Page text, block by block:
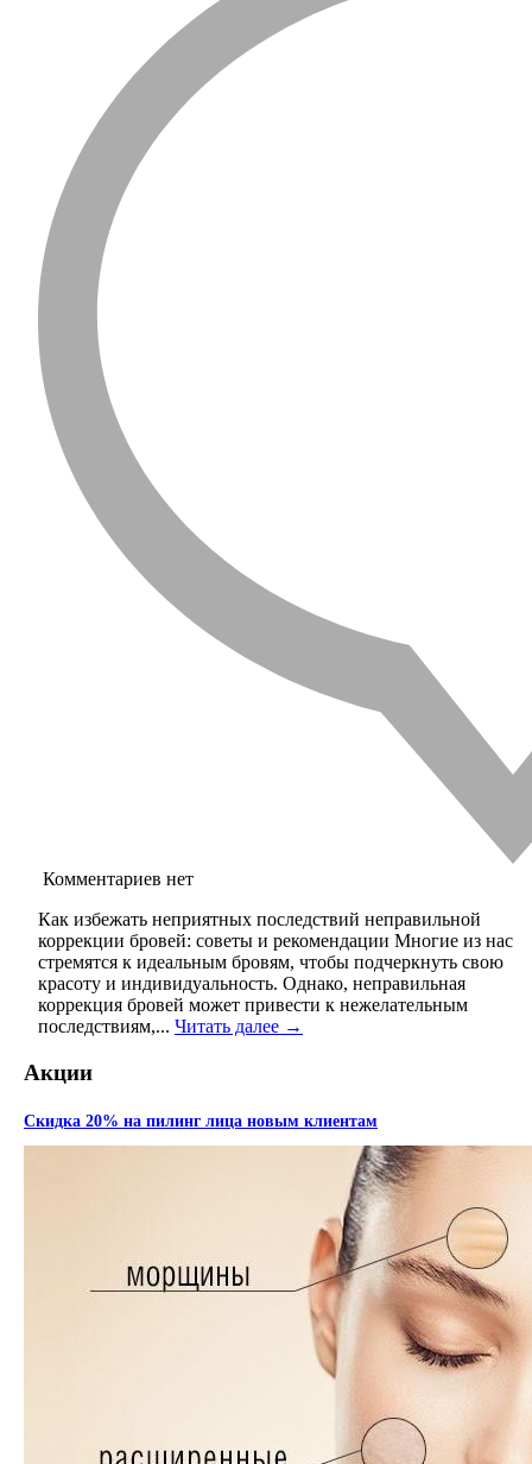
Комментариев нет
Как избежать неприятных последствий неправильной
коррекции бровей: советы и рекомендации Многие из нас
стремятся к идеальным бровям, чтобы подчеркнуть свою
красоту и индивидуальность. Однако, неправильная
коррекция бровей может привести к нежелательным
последствиям,... Читать далее →
Акции
Скидка 20% на пилинг лица новым клиентам